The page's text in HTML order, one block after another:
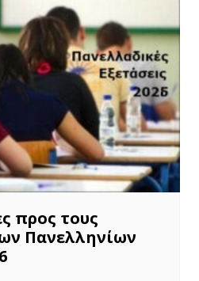
προς τους
Πανελληνίων